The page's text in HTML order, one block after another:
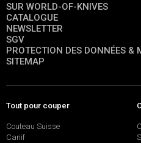
SUR WORLD-OF-KNIVES
CATALOGUE
NEWSLETTER
SGV
PROTECTION DES DONNÉES &
SITEMAP
Tout pour couper
Couteau Suisse
Canif